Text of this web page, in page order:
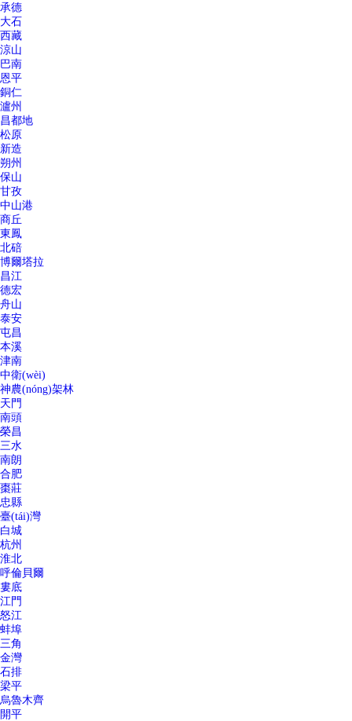
承德
大石
西藏
涼山
巴南
恩平
銅仁
瀘州
昌都地
松原
新造
朔州
保山
甘孜
中山港
商丘
東鳳
北碚
博爾塔拉
昌江
德宏
舟山
泰安
屯昌
本溪
津南
中衛(wèi)
神農(nóng)架林
天門
南頭
榮昌
三水
南朗
合肥
棗莊
忠縣
臺(tái)灣
白城
杭州
淮北
呼倫貝爾
婁底
江門
怒江
蚌埠
三角
金灣
石排
梁平
烏魯木齊
開平